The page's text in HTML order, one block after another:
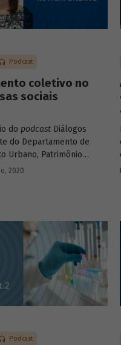
Podcast
coletivo no
sociais
do podcast Diálogos
do Departamento de
Urbano, Patrimônio
do BNDES Patricia
no contexto do combate à
suas possibilidades
2020
Podcast